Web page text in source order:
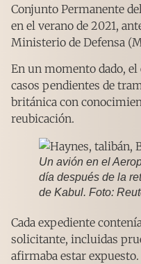
Conjunto Permanente
en el verano de 2021,
Ministerio de Defensa
En un momento dado,
casos pendientes de
británica con
reubicación.
Un avión en el
día después de la
de Kabul. Foto:
Cada expediente
solicitante, incluidas
afirmaba estar expuesto.